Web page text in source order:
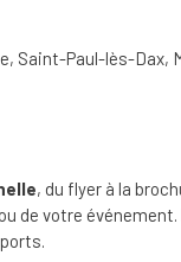
Saint-Paul-lès-Dax,
, du flyer à la
de votre événement.